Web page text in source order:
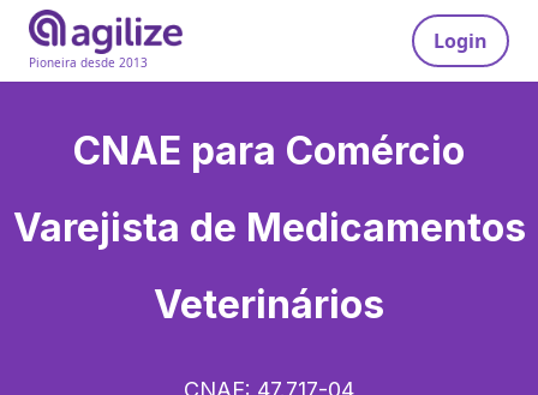
Pioneira desde 2013
Login
CNAE para Comércio
Varejista de Medicamentos
Veterinários
CNAE: 47.717-04